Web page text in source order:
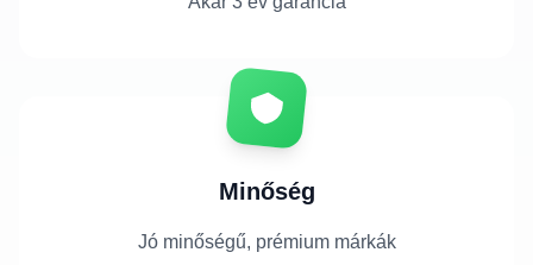
Minőség
Jó minőségű, prémium márkák